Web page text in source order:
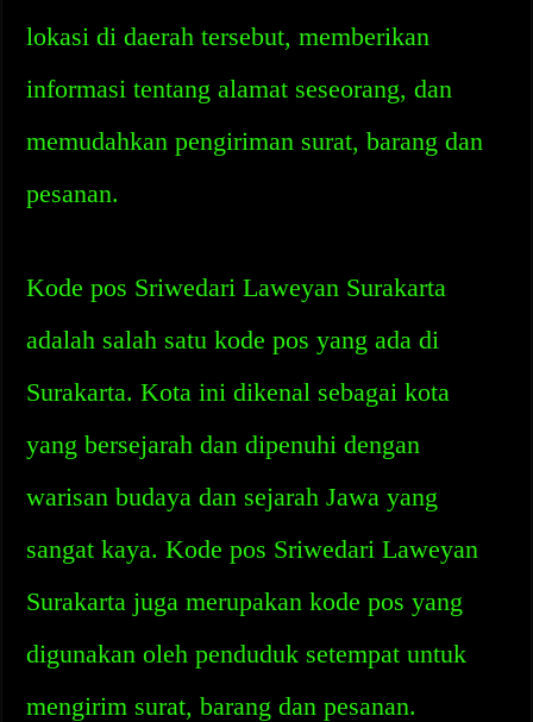
lokasi di daerah tersebut, memberikan
informasi tentang alamat seseorang, dan
memudahkan pengiriman surat, barang dan
pesanan.
Kode pos Sriwedari Laweyan Surakarta
adalah salah satu kode pos yang ada di
Surakarta. Kota ini dikenal sebagai kota
yang bersejarah dan dipenuhi dengan
warisan budaya dan sejarah Jawa yang
sangat kaya. Kode pos Sriwedari Laweyan
Surakarta juga merupakan kode pos yang
digunakan oleh penduduk setempat untuk
mengirim surat, barang dan pesanan.